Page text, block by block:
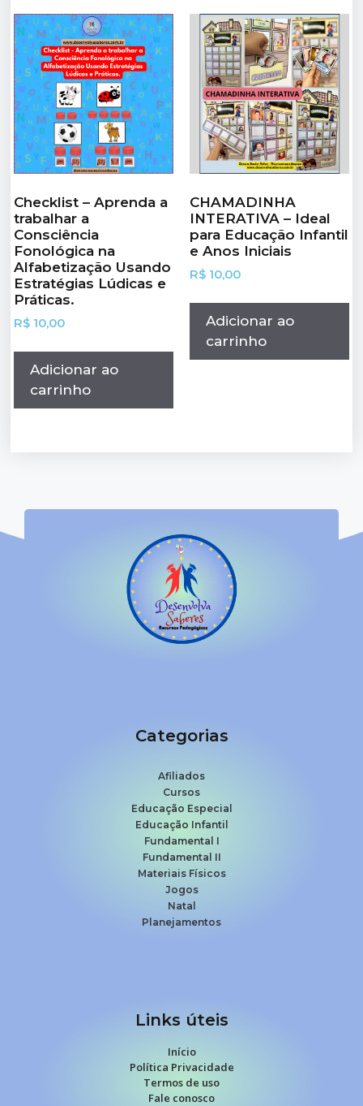
Checklist – Aprenda a
trabalhar a
Consciência
Fonológica na
Alfabetização Usando
Estratégias Lúdicas e
Práticas.
R$ 10,00
Adicionar ao
carrinho
CHAMADINHA
INTERATIVA – Ideal
para Educação Infantil
e Anos Iniciais
R$ 10,00
Adicionar ao
carrinho
Categorias
Afiliados
Cursos
Educação Especial
Educação Infantil
Fundamental I
Fundamental II
Materiais Físicos
Jogos
Natal
Planejamentos
Links úteis
Início
Política Privacidade
Termos de uso
Fale conosco